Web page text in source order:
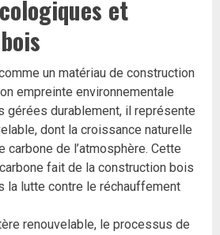
et
un matériau de construction
empreinte environnementale
gérées durablement, il représente
dont la croissance naturelle
de l’atmosphère. Cette
fait de la construction bois
la lutte contre le réchauffement
renouvelable, le processus de